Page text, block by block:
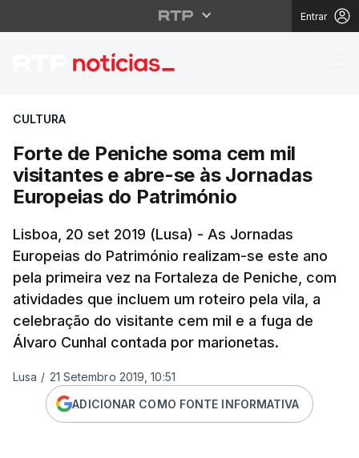
Entrar
Forte de Peniche
CULTURA
Forte de Peniche soma cem mil
visitantes e abre-se às Jornadas
Europeias do Património
Lisboa, 20 set 2019 (Lusa) - As Jornadas
Europeias do Património realizam-se este ano
pela primeira vez na Fortaleza de Peniche, com
atividades que incluem um roteiro pela vila, a
celebração do visitante cem mil e a fuga de
Álvaro Cunhal contada por marionetas.
Lusa / 21 Setembro 2019, 10:51
ADICIONAR COMO FONTE INFORMATIVA